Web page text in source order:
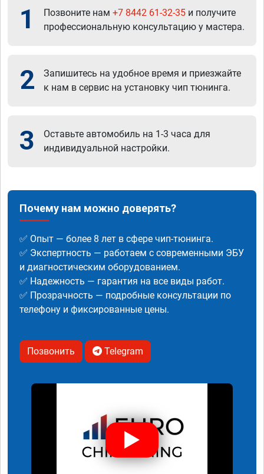
1 Позвоните нам +7 8442 61-32-35 и получите
профессиональную консультацию у мастера.
2
Запишитесь на удобное время и приезжайте
к нам в сервис на установку чип тюнинга.
3
Оставьте автомобиль на 1-3 часа для
индивидуальной настройки.
Почему нам можно доверять?
✅ Опыт — более 8 лет в сфере чип-тюнинга.
✅ Экспертность — работаем с современными ЭБУ
и диагностическим оборудованием.
✅ Надежность — гарантия на все виды работ.
✅ Прозрачность — подробные консультации по
телефону и фиксированные цены.
Позвонить Telegram